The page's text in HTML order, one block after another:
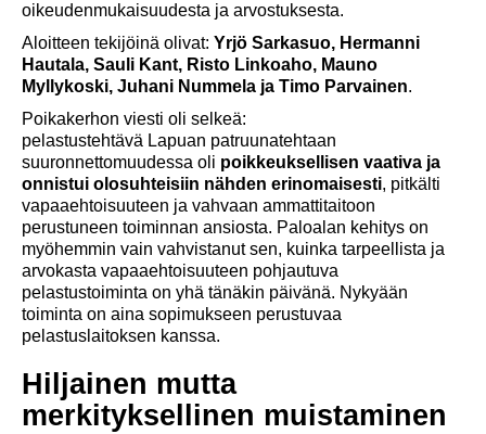
oikeudenmukaisuudesta ja arvostuksesta.
Aloitteen tekijöinä olivat: Yrjö Sarkasuo, Hermanni
Hautala, Sauli Kant, Risto Linkoaho, Mauno
Myllykoski, Juhani Nummela ja Timo Parvainen.
Poikakerhon viesti oli selkeä:
pelastustehtävä Lapuan patruunatehtaan
suuronnettomuudessa oli poikkeuksellisen vaativa ja
onnistui olosuhteisiin nähden erinomaisesti, pitkälti
vapaaehtoisuuteen ja vahvaan ammattitaitoon
perustuneen toiminnan ansiosta. Paloalan kehitys on
myöhemmin vain vahvistanut sen, kuinka tarpeellista ja
arvokasta vapaaehtoisuuteen pohjautuva
pelastustoiminta on yhä tänäkin päivänä. Nykyään
toiminta on aina sopimukseen perustuvaa
pelastuslaitoksen kanssa.
Hiljainen mutta
merkityksellinen muistaminen